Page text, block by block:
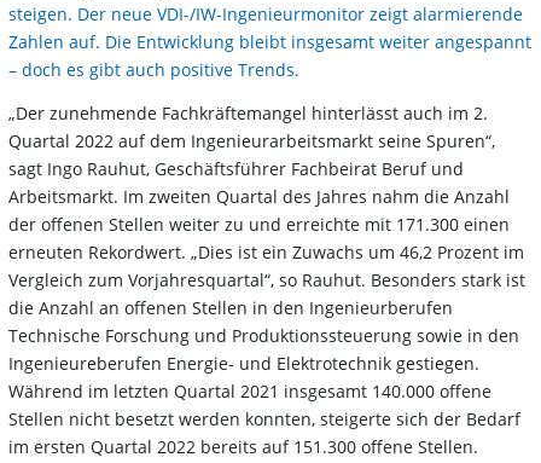
steigen. Der neue VDI-/IW-Ingenieurmonitor zeigt alarmierende
Zahlen auf. Die Entwicklung bleibt insgesamt weiter angespannt
– doch es gibt auch positive Trends.
„Der zunehmende Fachkräftemangel hinterlässt auch im 2.
Quartal 2022 auf dem Ingenieurarbeitsmarkt seine Spuren“,
sagt Ingo Rauhut, Geschäftsführer Fachbeirat Beruf und
Arbeitsmarkt. Im zweiten Quartal des Jahres nahm die Anzahl
der offenen Stellen weiter zu und erreichte mit 171.300 einen
erneuten Rekordwert. „Dies ist ein Zuwachs um 46,2 Prozent im
Vergleich zum Vorjahresquartal“, so Rauhut. Besonders stark ist
die Anzahl an offenen Stellen in den Ingenieurberufen
Technische Forschung und Produktionssteuerung sowie in den
Ingenieureberufen Energie- und Elektrotechnik gestiegen.
Während im letzten Quartal 2021 insgesamt 140.000 offene
Stellen nicht besetzt werden konnten, steigerte sich der Bedarf
im ersten Quartal 2022 bereits auf 151.300 offene Stellen.